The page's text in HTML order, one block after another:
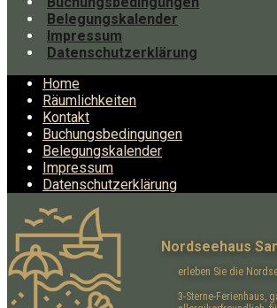
Belegungskalender
Impressum
Datenschutzerklärung
Home
Räumlichkeiten
Kontakt
Buchungsbedingungen
Belegungskalender
Impressum
Datenschutzerklärung
Nordseehaus
erleben Sie die
3-Sterne-Ferienhaus,